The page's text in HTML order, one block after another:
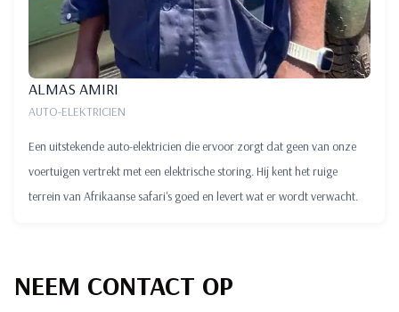
ALMAS AMIRI
AUTO-ELEKTRICIEN
Een uitstekende auto-elektricien die ervoor zorgt dat geen van onze
voertuigen vertrekt met een elektrische storing. Hij kent het ruige
terrein van Afrikaanse safari's goed en levert wat er wordt verwacht.
NEEM CONTACT OP